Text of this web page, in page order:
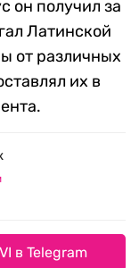
он получил за
Латинской
от различных
их в
в Telegram